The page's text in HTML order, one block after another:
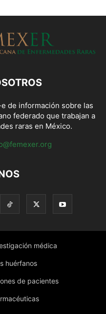
de información sobre las
federado que trabajan a
raras en México.
médica
huérfanos
de pacientes